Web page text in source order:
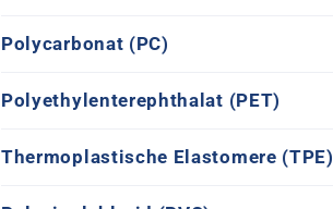
b
r
e
Polycarbonat (PC)
Polyethylenterephthalat (PET)
Thermoplastische Elastomere (TPE)